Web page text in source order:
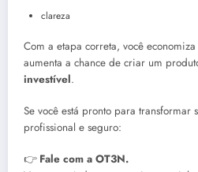
clareza
Com a etapa correta, você
aumenta a chance de criar um
investível.
Se você está pronto para
profissional e seguro:
👉 Fale com a OT3N.